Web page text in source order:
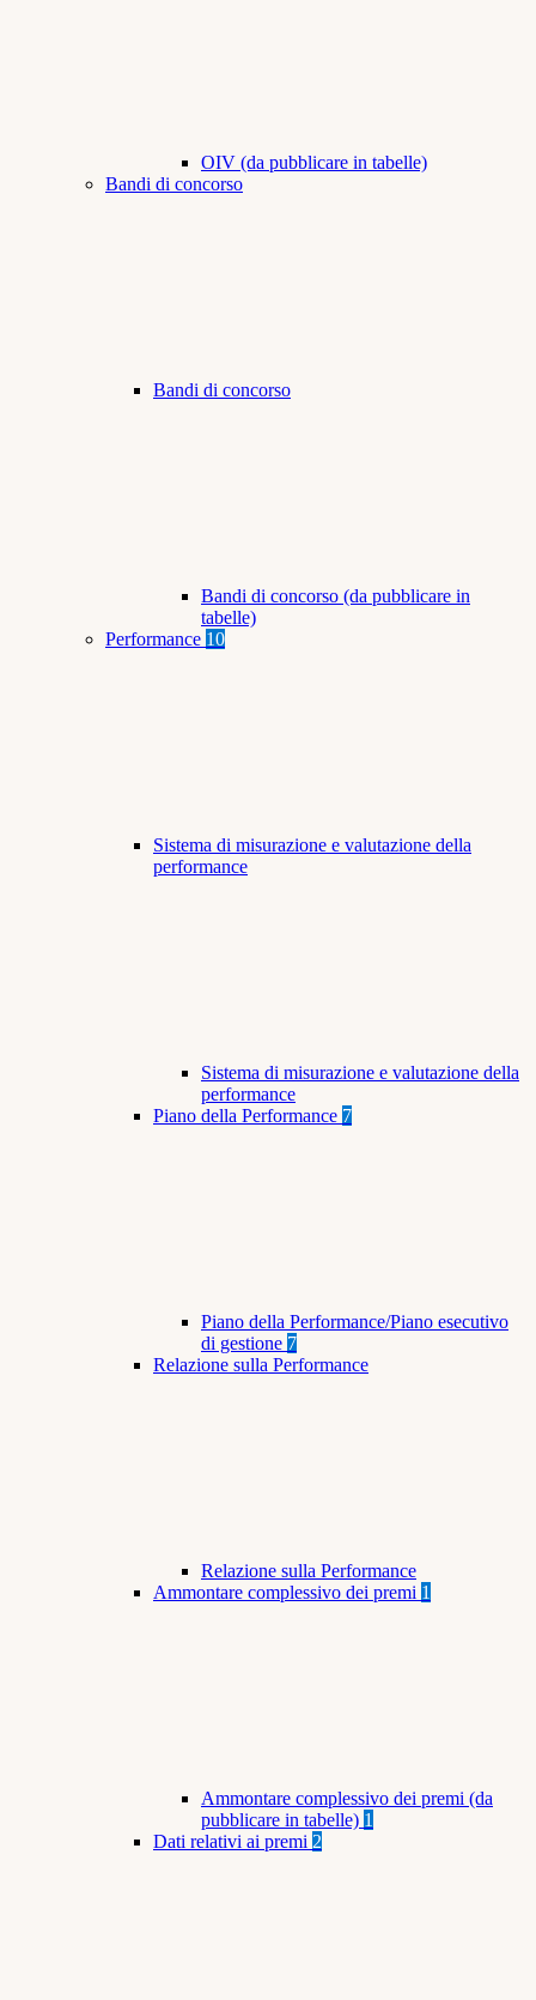
OIV (da pubblicare in tabelle)
Bandi di concorso
Bandi di concorso
Bandi di concorso (da pubblicare in
tabelle)
Performance 10
Sistema di misurazione e valutazione della
performance
Sistema di misurazione e valutazione della
performance
Piano della Performance 7
Piano della Performance/Piano esecutivo
di gestione 7
Relazione sulla Performance
Relazione sulla Performance
Ammontare complessivo dei premi 1
Ammontare complessivo dei premi (da
pubblicare in tabelle) 1
Dati relativi ai premi 2